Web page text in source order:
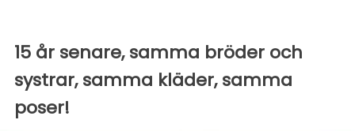
15 år senare, samma bröder och
systrar, samma kläder, samma
poser!